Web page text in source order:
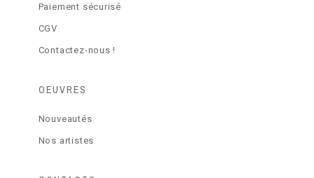
Paiement sécurisé
CGV
Contactez-nous !
OEUVRES
Nouveautés
Nos artistes